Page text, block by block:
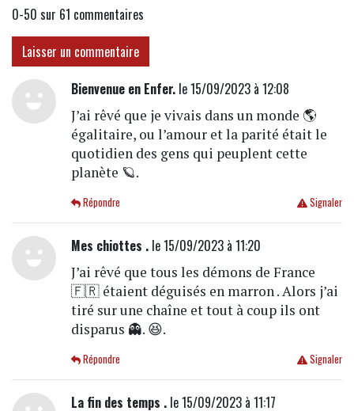
0-50 sur 61 commentaires
Laisser un commentaire
Bienvenue en Enfer.le 15/09/2023 à 12:08
J’ai rêvé que je vivais dans un monde 🌎
égalitaire, ou l’amour et la parité était le
quotidien des gens qui peuplent cette
planète 🪐.
Signaler
Répondre
Mes chiottes .le 15/09/2023 à 11:20
J’ai rêvé que tous les démons de France
🇫🇷 étaient déguisés en marron . Alors j’ai
tiré sur une chaîne et tout à coup ils ont
disparus 👻. 😆.
Signaler
Répondre
La fin des temps .le 15/09/2023 à 11:17